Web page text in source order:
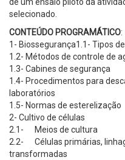
selecionado.
CONTEÚDO PROGRAMÁTICO:
1- Biossegurança1.1- Tipos
1.2- Métodos de controle de
1.3- Cabines de segurança
1.4- Procedimentos para
laboratórios
1.5- Normas de esterelização
2- Cultivo de células
2.1- Meios de cultura
2.2- Células primárias,
transformadas